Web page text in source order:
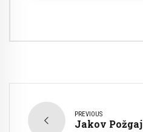
PREVIOUS
Jakov Požgaj